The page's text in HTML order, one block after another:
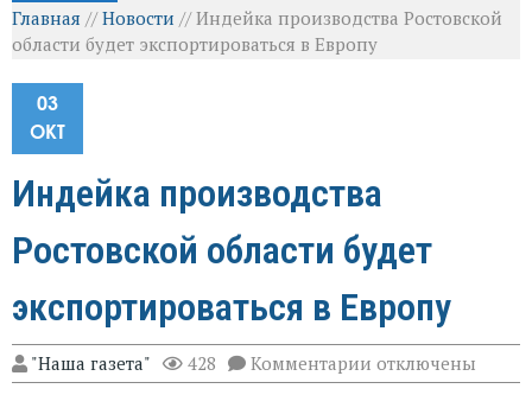
Главная //Новости //Индейка производства Ростовской
области будет экспортироваться в Европу
03
ОКТ
Индейка производства
Ростовской области будет
экспортироваться в Европу
"Наша газета" 428 Комментарии к
записи
отключены